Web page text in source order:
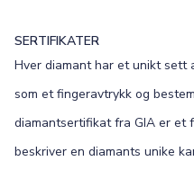
SERTIFIKATER
Hver diamant har et unikt sett
som et fingeravtrykk og
diamantsertifikat fra GIA er et
beskriver en diamants unike